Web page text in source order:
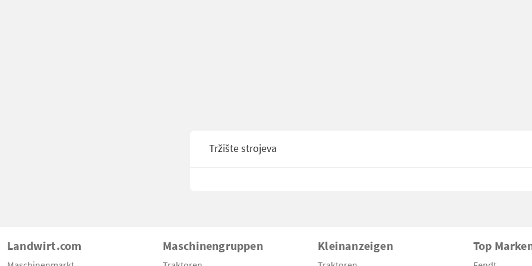
Tržište strojeva
Landwirt.com Maschinengruppen Kleinanzeigen Top